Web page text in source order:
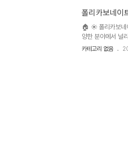
을 하기 어려운 실
폴리카보네이
🏠 ☀️ 폴리카보네
양한 분야에서 널
인해 인기가 높지
카테고리 없음